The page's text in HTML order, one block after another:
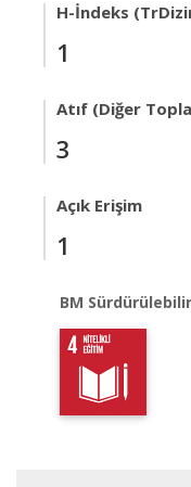
H-İndeks
1
Atıf (Diğer
3
Açık Erişim
1
BM